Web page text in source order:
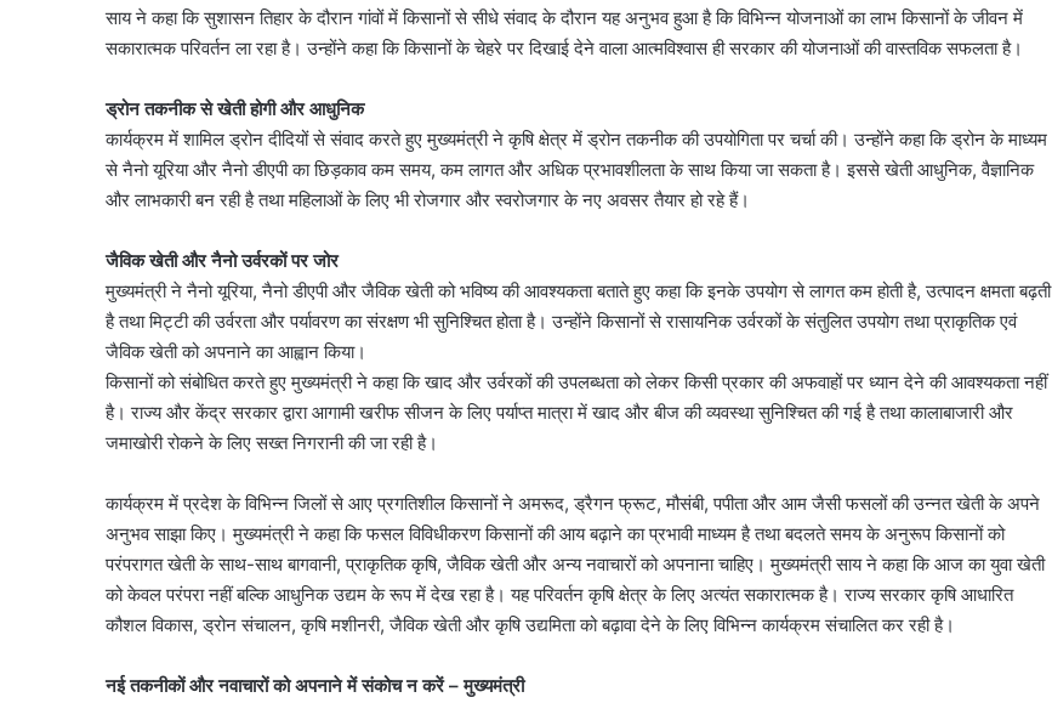
साय ने कहा कि सुशासन तिहार के दौरान गांवों में किसानों से सीधे संवाद के दौरान यह अनुभव हुआ है कि विभिन्न योजनाओं का लाभ किसानों के जीवन में
सकारात्मक परिवर्तन ला रहा है। उन्होंने कहा कि किसानों के चेहरे पर दिखाई देने वाला आत्मविश्वास ही सरकार की योजनाओं की वास्तविक सफलता है।
ड्रोन तकनीक से खेती होगी और आधुनिक
कार्यक्रम में शामिल ड्रोन दीदियों से संवाद करते हुए मुख्यमंत्री ने कृषि क्षेत्र में ड्रोन तकनीक की उपयोगिता पर चर्चा की। उन्होंने कहा कि ड्रोन के माध्यम
से नैनो यूरिया और नैनो डीएपी का छिड़काव कम समय, कम लागत और अधिक प्रभावशीलता के साथ किया जा सकता है। इससे खेती आधुनिक, वैज्ञानिक
और लाभकारी बन रही है तथा महिलाओं के लिए भी रोजगार और स्वरोजगार के नए अवसर तैयार हो रहे हैं।
जैविक खेती और नैनो उर्वरकों पर जोर
मुख्यमंत्री ने नैनो यूरिया, नैनो डीएपी और जैविक खेती को भविष्य की आवश्यकता बताते हुए कहा कि इनके उपयोग से लागत कम होती है, उत्पादन क्षमता बढ़ती
है तथा मिट्टी की उर्वरता और पर्यावरण का संरक्षण भी सुनिश्चित होता है। उन्होंने किसानों से रासायनिक उर्वरकों के संतुलित उपयोग तथा प्राकृतिक एवं
जैविक खेती को अपनाने का आह्वान किया।
किसानों को संबोधित करते हुए मुख्यमंत्री ने कहा कि खाद और उर्वरकों की उपलब्धता को लेकर किसी प्रकार की अफवाहों पर ध्यान देने की आवश्यकता नहीं
है। राज्य और केंद्र सरकार द्वारा आगामी खरीफ सीजन के लिए पर्याप्त मात्रा में खाद और बीज की व्यवस्था सुनिश्चित की गई है तथा कालाबाजारी और
जमाखोरी रोकने के लिए सख्त निगरानी की जा रही है।
कार्यक्रम में प्रदेश के विभिन्न जिलों से आए प्रगतिशील किसानों ने अमरूद, ड्रैगन फ्रूट, मौसंबी, पपीता और आम जैसी फसलों की उन्नत खेती के अपने
अनुभव साझा किए। मुख्यमंत्री ने कहा कि फसल विविधीकरण किसानों की आय बढ़ाने का प्रभावी माध्यम है तथा बदलते समय के अनुरूप किसानों को
परंपरागत खेती के साथ-साथ बागवानी, प्राकृतिक कृषि, जैविक खेती और अन्य नवाचारों को अपनाना चाहिए। मुख्यमंत्री साय ने कहा कि आज का युवा खेती
को केवल परंपरा नहीं बल्कि आधुनिक उद्यम के रूप में देख रहा है। यह परिवर्तन कृषि क्षेत्र के लिए अत्यंत सकारात्मक है। राज्य सरकार कृषि आधारित
कौशल विकास, ड्रोन संचालन, कृषि मशीनरी, जैविक खेती और कृषि उद्यमिता को बढ़ावा देने के लिए विभिन्न कार्यक्रम संचालित कर रही है।
नई तकनीकों और नवाचारों को अपनाने में संकोच न करें – मुख्यमंत्री